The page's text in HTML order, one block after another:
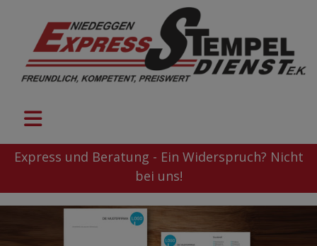
Express und Beratung - Ein Widerspruch? Nicht
bei uns!